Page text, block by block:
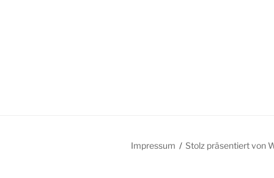
Impressum Stolz präsentiert von